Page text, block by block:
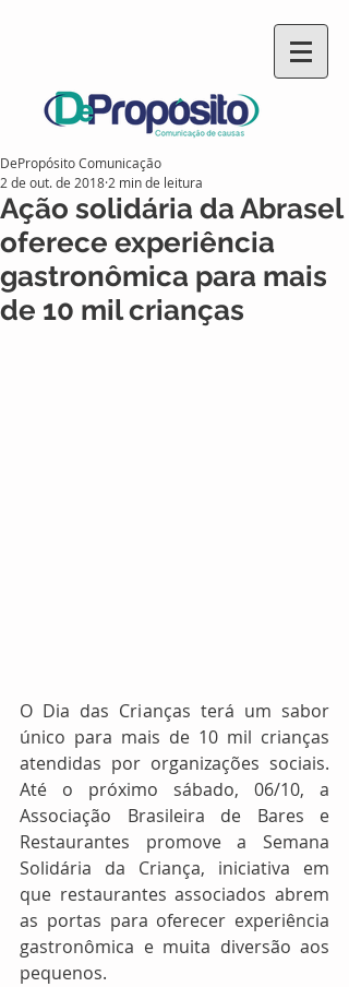
Ação solidária da Abrasel
oferece experiência
gastronômica para mais
de 10 mil crianças
DePropósito Comunicação
2 de out. de 2018 2 min de leitura
O Dia das Crianças terá um sabor
único para mais de 10 mil crianças
atendidas por organizações sociais.
Até o próximo sábado, 06/10, a
Associação Brasileira de Bares e
Restaurantes promove a Semana
Solidária da Criança, iniciativa em
que restaurantes associados abrem
as portas para oferecer experiência
gastronômica e muita diversão aos
pequenos.